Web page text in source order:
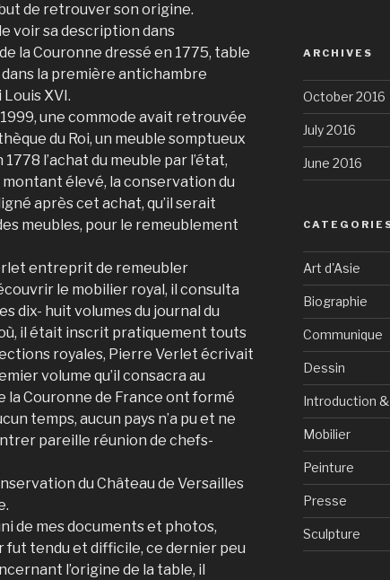
de retrouver son origine.
voir sa description dans
la Couronne dressé en 1775, table
la première antichambre
XVI.
une commode avait retrouvée
du Roi, un meuble somptueux
l’achat du meuble par l’état,
élevé, la conservation du
après cet achat, qu’il serait
meubles, pour le remeublement
entreprit de remeubler
le mobilier royal, il consulta
dix- huit volumes du journal du
il était inscrit pratiquement touts
royales, Pierre Verlet écrivait
volume qu’il consacra au
la Couronne de France ont formé
temps, aucun pays n’a pu et ne
pareille réunion de chefs-
du Château de Versailles
de mes documents et photos,
fut tendu et difficile, ce dernier peu
l’origine de la table, il
ARCHIVES
October 2016
July 2016
June 2016
Art d'Asie
Biographie
Communique
Dessin
Introduction
Mobilier
Peinture
Presse
Sculpture